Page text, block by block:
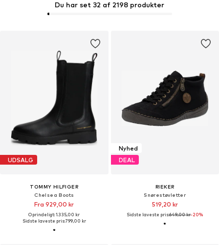
UDSALG
TOMMY HILFIGER
Chelsea Boots
Fra 929,00 kr
Oprindeligt: 1.335,00 kr
Sidste laveste pris:799,00 kr
Du har set 32 af 2198 produkter
Nyhed
DEAL
RIEKER
Snørestøvletter
519,20 kr
Sidste laveste pris:649,00 kr-20%